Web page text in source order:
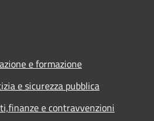
e formazione
e sicurezza pubblica
e contravvenzioni